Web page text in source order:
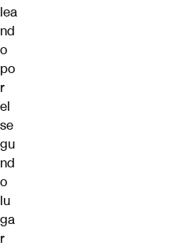
lea
nd
o
po
r
el
se
gu
nd
o
lu
ga
r